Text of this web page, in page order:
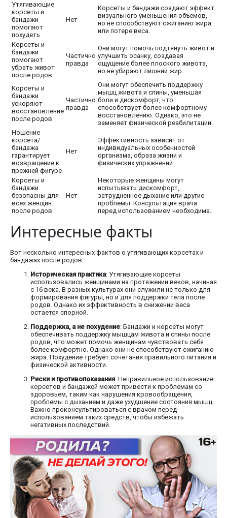
Утягивающие
корсеты и
бандажи
помогают
похудеть
Нет
Корсеты и бандажи создают эффект
визуального уменьшения объемов,
но не способствуют сжиганию жира
или потере веса.
Корсеты и
бандажи
помогают
убрать живот
после родов
Частично
правда
Они могут помочь подтянуть живот и
улучшить осанку, создавая
ощущение более плоского живота,
но не убирают лишний жир.
Корсеты и
бандажи
ускоряют
восстановление
после родов
Частично
правда
Они могут обеспечить поддержку
мышц живота и спины, уменьшая
боли и дискомфорт, что
способствует более комфортному
восстановлению. Однако, это не
заменяет физической реабилитации.
Ношение
корсета/
бандажа
гарантирует
возвращение к
прежней фигуре
Нет
Эффективность зависит от
индивидуальных особенностей
организма, образа жизни и
физических упражнений.
Корсеты и
бандажи
безопасны для
всех женщин
после родов
Нет
Некоторые женщины могут
испытывать дискомфорт,
затрудненное дыхание или другие
проблемы. Консультация врача
перед использованием необходима.
Интересные факты
Вот несколько интересных фактов о утягивающих корсетах и
бандажах после родов:
Историческая практика: Утягивающие корсеты
использовались женщинами на протяжении веков, начиная
с 16 века. В разных культурах они служили не только для
формирования фигуры, но и для поддержки тела после
родов. Однако их эффективность в снижении веса
остается спорной.
Поддержка, а не похудение: Бандажи и корсеты могут
обеспечивать поддержку мышцам живота и спины после
родов, что может помочь женщинам чувствовать себя
более комфортно. Однако они не способствуют сжиганию
жира. Похудение требует сочетания правильного питания и
физической активности.
Риски и противопоказания: Неправильное использование
корсетов и бандажей может привести к проблемам со
здоровьем, таким как нарушения кровообращения,
проблемы с дыханием и даже ухудшение состояния мышц.
Важно проконсультироваться с врачом перед
использованием таких средств, чтобы избежать
негативных последствий.